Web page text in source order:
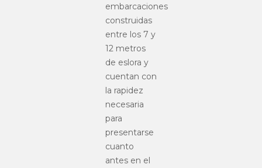
embarcaciones
construidas
entre los 7 y
12 metros
de eslora y
cuentan con
la rapidez
necesaria
para
presentarse
cuanto
antes en el